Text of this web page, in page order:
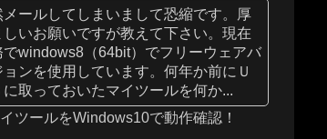
メールしてしまいまして恐縮です。厚
しいお願いですが教えて下さい。現在
でwindows8（64bit）でフリーウェアバ
ョンを使用しています。何年か前にＵ
に取っておいたマイツールを何か...
ツールをWindows10で動作確認！